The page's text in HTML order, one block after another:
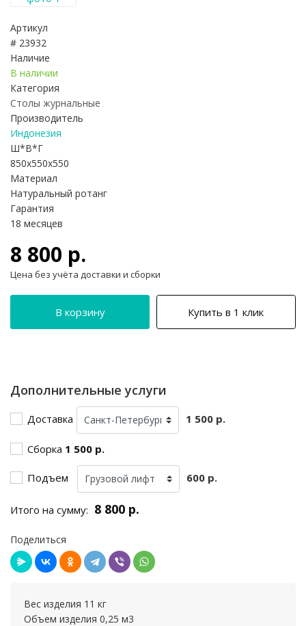
Артикул
# 23932
Наличие
В наличии
Категория
Столы журнальные
Производитель
Индонезия
Ш*В*Г
850x550x550
Материал
Натуральный ротанг
Гарантия
18 месяцев
8 800 р.
Цена без учёта доставки и сборки
В корзину Купить в 1 клик
Дополнительные услуги
Доставка 1 500 р.
Сборка 1 500 р.
Подъем 600 р.
Итого на сумму: 8 800 р.
Поделиться
Вес изделия 11 кг
Объем изделия 0,25 м3